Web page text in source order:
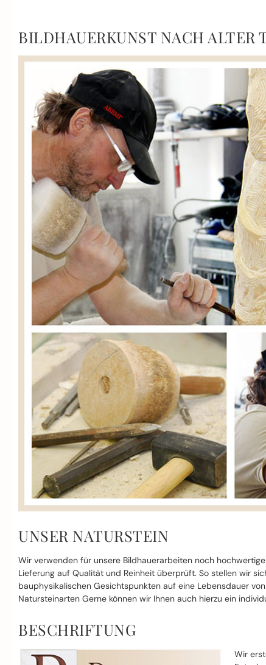
BILDHAUERKUNST NACH ALTER
UNSER NATURSTEIN
Wir verwenden für unsere Bildhauerarbeiten noch
Lieferung auf Qualität und Reinheit überprüft. So stellen wir
bauphysikalischen Gesichtspunkten auf eine Lebensdauer
Natursteinarten Gerne können wir Ihnen auch hierzu ein
BESCHRIFTUNG
Wir